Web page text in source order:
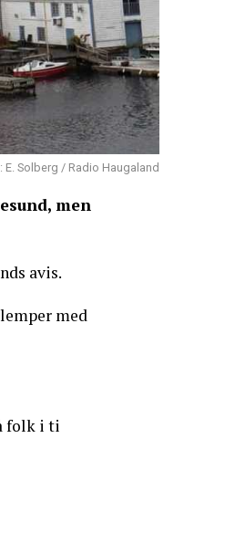
E. Solberg / Radio Haugaland
men
avis.
med
folk i ti